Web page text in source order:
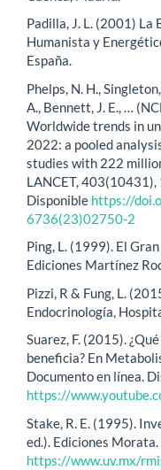
Padilla, J. L. (2001) La
Humanista y
España.
Phelps, N. H.,
A., Bennett, J. E., …
Worldwide trends in
2022: a pooled
studies with 222
LANCET,
Disponible https://
6736(23)02750-2
Ping, L. (1999). El
Ediciones Martínez
Pizzi, R & Fung, L.
Endocrinología,
Suarez, F. (2015).
beneficia? En
Documento en línea.
https://
Stake, R. E. (1995).
ed.). Ediciones
https://www.uv.mx/